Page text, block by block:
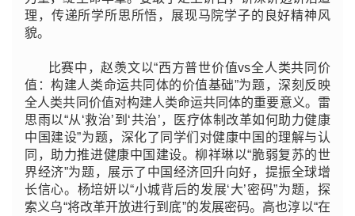
理，传递所学所思所悟，展现马院学子的良好精神风
貌。
比赛中，赵羡文以“西方普世价值vs全人类共同价
值：构建人类命运共同体的价值基础”为题，深刻反映
全人类共同价值对构建人类命运共同体的重要意义。雷
思雨以“从‘救治’到‘共治’，医疗体制改革如何助力健康
中国建设”为题，深化了同学们对健康中国的理解与认
同，助力推进健康中国建设。柳祥琳以“脆弱复苏的世
界经济”为题，展示了中国经济回升向好，提振全球增
长信心。杨培妍以“小城背后的发展‘大’密码”为题，探
索义乌“将改革开放进行到底”的发展密码。高也淳以“在